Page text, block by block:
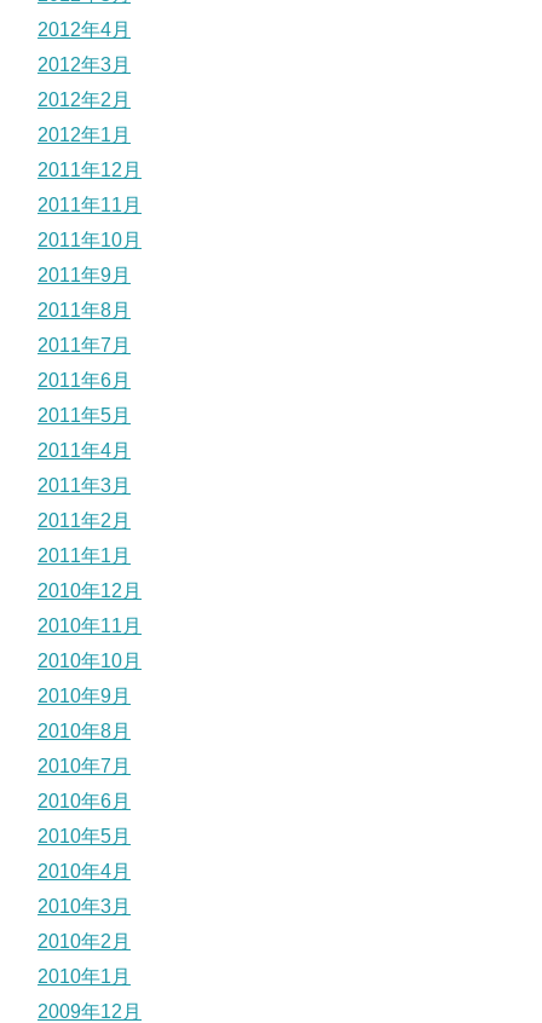
2012年4月
2012年3月
2012年2月
2012年1月
2011年12月
2011年11月
2011年10月
2011年9月
2011年8月
2011年7月
2011年6月
2011年5月
2011年4月
2011年3月
2011年2月
2011年1月
2010年12月
2010年11月
2010年10月
2010年9月
2010年8月
2010年7月
2010年6月
2010年5月
2010年4月
2010年3月
2010年2月
2010年1月
2009年12月